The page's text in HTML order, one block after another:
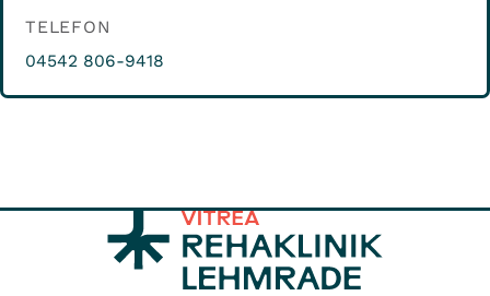
TELEFON
04542 806-9418